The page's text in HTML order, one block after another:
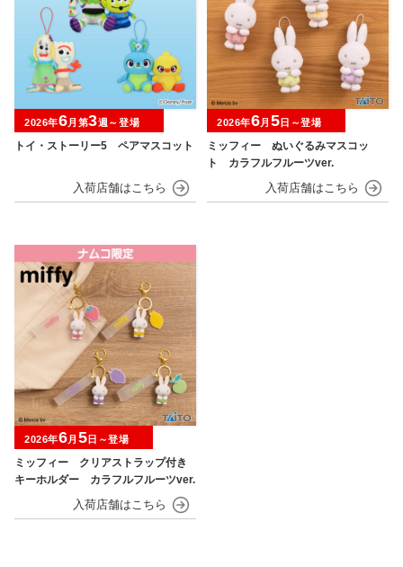
トイ・ストーリー5 ペアマスコット
2026年6月第3週～登場
ミッフィー ぬいぐるみマスコッ
ト カラフルフルーツver.
2026年6月 5日～登場
ミッフィー クリアストラップ付き
キーホルダー カラフルフルーツver.
2026年6月 5日～登場